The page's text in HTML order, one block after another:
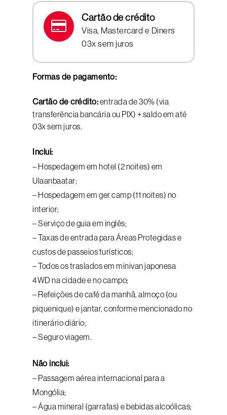
Cartão de crédito
Visa, Mastercard e Diners
03x sem juros
Formas de pagamento:
Cartão de crédito:entrada de 30% (via
transferência bancária ou PIX) + saldo em até
03x sem juros.
Inclui:
– Hospedagem em hotel (2 noites) em
Ulaanbaatar;
– Hospedagem em ger camp (11 noites) no
interior;
– Serviço de guia em inglês;
– Taxas de entrada para Áreas Protegidas e
custos de passeios turísticos;
– Todos os traslados em minivan japonesa
4WD na cidade e no campo;
– Refeições de café da manhã, almoço (ou
piquenique) e jantar, conforme mencionado no
itinerário diário;
– Seguro viagem.
Não inclui:
– Passagem aérea internacional para a
Mongólia;
– Água mineral (garrafas) e bebidas alcoólicas;